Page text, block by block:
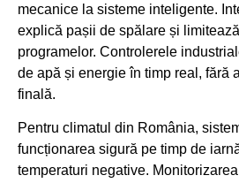
mecanice la sisteme inteligente.
explică pașii de spălare și
programelor. Controlerele
de apă și energie în timp real, fără
finală.
Pentru climatul din România,
funcționarea sigură pe timp de
temperaturi negative.